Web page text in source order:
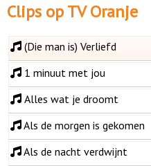
Clips op TV Oranje
(Die man is) Verliefd
1 minuut met jou
Alles wat je droomt
Als de morgen is gekomen
Als de nacht verdwijnt